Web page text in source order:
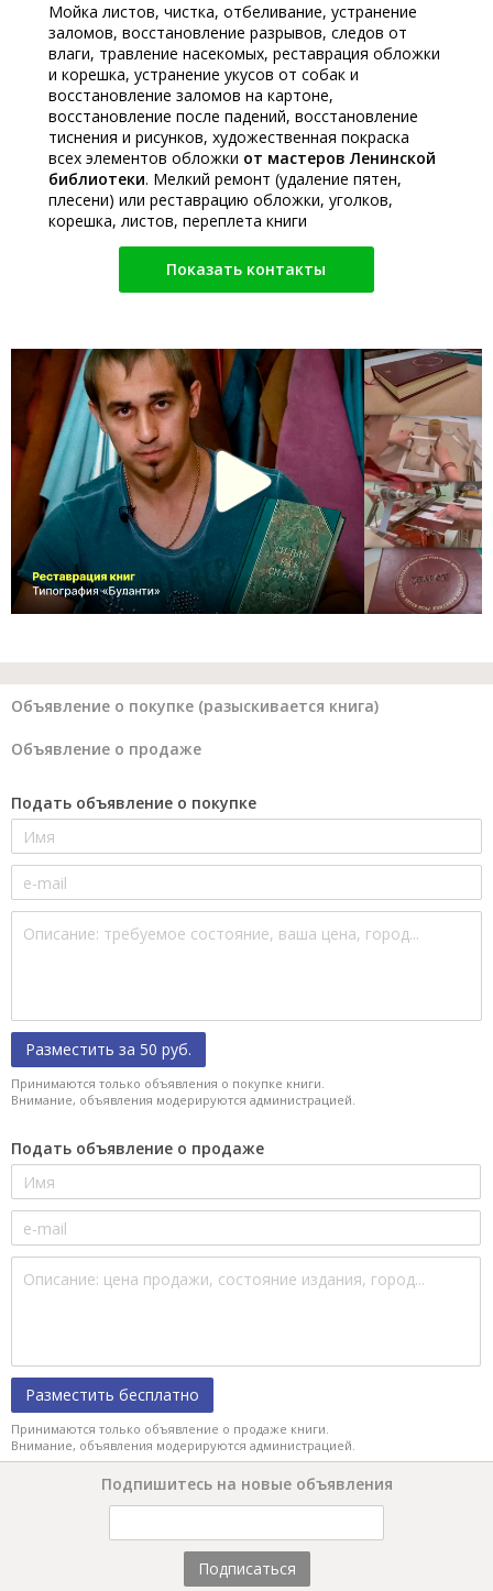
Мойка листов, чистка, отбеливание, устранение
заломов, восстановление разрывов, следов от
влаги, травление насекомых, реставрация обложки
и корешка, устранение укусов от собак и
восстановление заломов на картоне,
восстановление после падений, восстановление
тиснения и рисунков, художественная покраска
всех элементов обложки от мастеров Ленинской
библиотеки. Мелкий ремонт (удаление пятен,
плесени) или реставрацию обложки, уголков,
корешка, листов, переплета книги
Показать контакты
Объявление о покупке (разыскивается книга)
Объявление о продаже
Подать объявление о покупке
Разместить за 50 руб.
Принимаются только объявления о покупке книги.
Внимание, объявления модерируются администрацией.
Подать объявление о продаже
Разместить бесплатно
Принимаются только объявление о продаже книги.
Внимание, объявления модерируются администрацией.
Подпишитесь на новые объявления
Подписаться